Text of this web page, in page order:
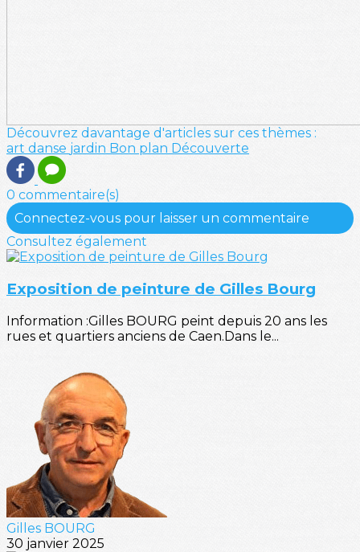
Découvrez davantage d'articles sur ces thèmes :
art danse jardin Bon plan Découverte
0 commentaire(s)
Connectez-vous pour laisser un commentaire
Consultez également
Exposition de peinture de Gilles Bourg
Information :Gilles BOURG peint depuis 20 ans les
rues et quartiers anciens de Caen.Dans le...
Gilles BOURG
30 janvier 2025